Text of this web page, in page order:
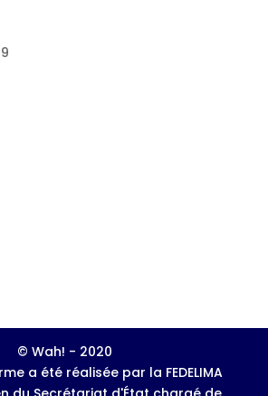
© Wah! - 2020
a été réalisée par la FEDELIMA